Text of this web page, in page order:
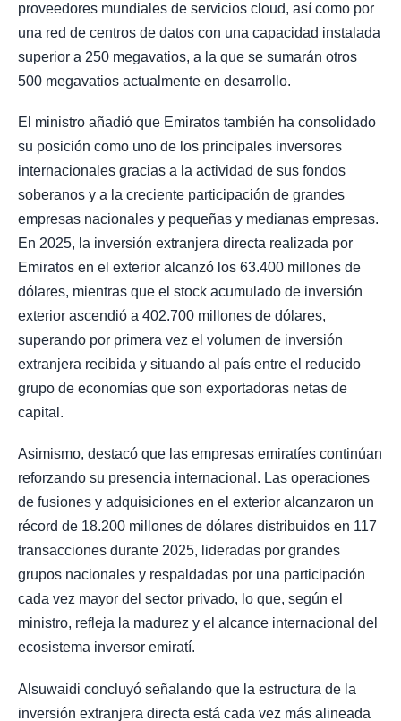
proveedores mundiales de servicios cloud, así como por
una red de centros de datos con una capacidad instalada
superior a 250 megavatios, a la que se sumarán otros
500 megavatios actualmente en desarrollo.
El ministro añadió que Emiratos también ha consolidado
su posición como uno de los principales inversores
internacionales gracias a la actividad de sus fondos
soberanos y a la creciente participación de grandes
empresas nacionales y pequeñas y medianas empresas.
En 2025, la inversión extranjera directa realizada por
Emiratos en el exterior alcanzó los 63.400 millones de
dólares, mientras que el stock acumulado de inversión
exterior ascendió a 402.700 millones de dólares,
superando por primera vez el volumen de inversión
extranjera recibida y situando al país entre el reducido
grupo de economías que son exportadoras netas de
capital.
Asimismo, destacó que las empresas emiratíes continúan
reforzando su presencia internacional. Las operaciones
de fusiones y adquisiciones en el exterior alcanzaron un
récord de 18.200 millones de dólares distribuidos en 117
transacciones durante 2025, lideradas por grandes
grupos nacionales y respaldadas por una participación
cada vez mayor del sector privado, lo que, según el
ministro, refleja la madurez y el alcance internacional del
ecosistema inversor emiratí.
Alsuwaidi concluyó señalando que la estructura de la
inversión extranjera directa está cada vez más alineada